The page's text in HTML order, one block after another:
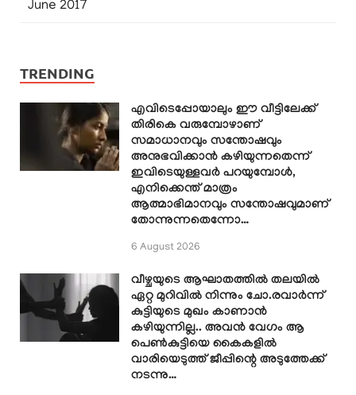
June 2017
TRENDING
എവിടെപ്പോയാലും ഈ വീട്ടിലേക്ക്
തിരികെ വരുമ്പോഴാണ്
സമാധാനവും സന്തോഷവും
അനുഭവിക്കാൻ കഴിയുന്നതെന്ന്
ഇവിടെയുള്ളവർ പറയുമ്പോൾ,
എനിക്കെന്ത് മാത്രം
ആത്മാഭിമാനവും സന്തോഷവുമാണ്
തോന്നുന്നതെന്നോ…
6 August 2026
വീഴ്ചയുടെ ആഘാതത്തിൽ തലയിൽ
ഏറ്റ മുറിവിൽ നിന്നും ചോ.രവാർന്ന്
കുട്ടിയുടെ മുഖം കാണാൻ
കഴിയുന്നില്ല.. അവൻ വേഗം ആ
പെൺകുട്ടിയെ കൈകളിൽ
വാരിയെടുത്ത് ജീപ്പിന്റെ അടുത്തേക്ക്
നടന്നു…